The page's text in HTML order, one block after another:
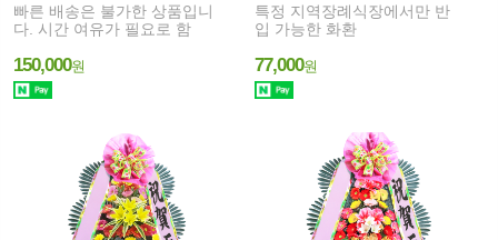
빠른 배송은 불가한 상품입니
다. 시간 여유가 필요로 함
150,000원
특정 지역장례식장에서만 반
입 가능한 화환
77,000원